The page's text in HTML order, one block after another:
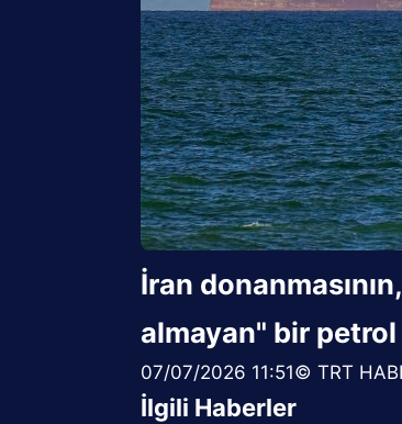
İran
almayan" bir
07/07/2026 11:51© TRT
İlgili Haberler